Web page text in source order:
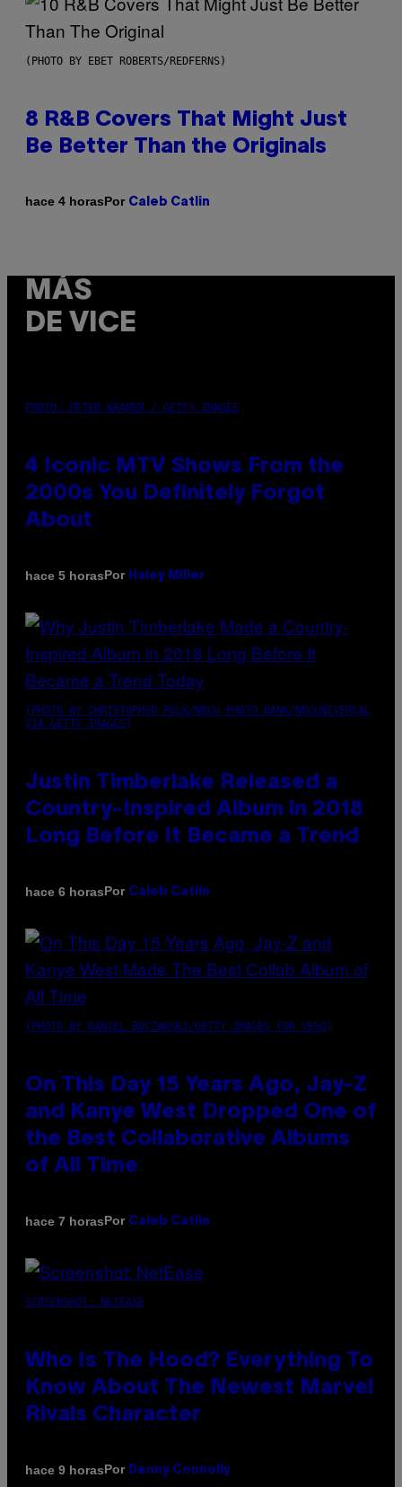
(PHOTO BY EBET ROBERTS/REDFERNS)
8 R&B Covers That Might Just
Be Better Than the Originals
hace 4 horasPor Caleb Catlin
MÁS
DE VICE
PHOTO: PETER KRAMER / GETTY IMAGES
4 Iconic MTV Shows From the
2000s You Definitely Forgot
About
hace 5 horasPor Haley Miller
(PHOTO BY CHRISTOPHER POLK/NBCU PHOTO BANK/NBCUNIVERSAL
VIA GETTY IMAGES)
Justin Timberlake Released a
Country-Inspired Album in 2018
Long Before It Became a Trend
hace 6 horasPor Caleb Catlin
(PHOTO BY DANIEL BOCZARSKI/GETTY IMAGES FOR VEVO)
On This Day 15 Years Ago, Jay-Z
and Kanye West Dropped One of
the Best Collaborative Albums
of All Time
hace 7 horasPor Caleb Catlin
SCREENSHOT: NETEASE
Who Is The Hood? Everything To
Know About The Newest Marvel
Rivals Character
hace 9 horasPor Denny Connolly